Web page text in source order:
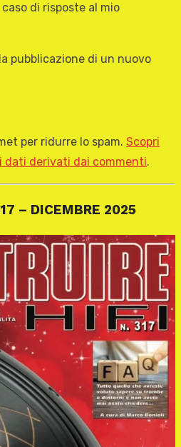
di risposte al mio
pubblicazione di un nuovo
per ridurre lo spam. Scopri
dati derivati dai commenti.
– DICEMBRE 2025